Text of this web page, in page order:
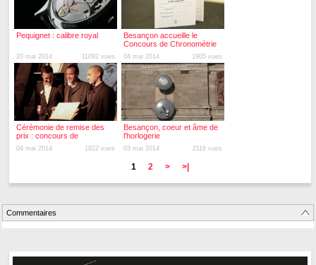
Pequignet : calibre royal
20 mai 2014 11092 vues
Besançon accueille le
Concours de Chronométrie
2013
04 mai 2014 1905 vues
Cérémonie de remise des
prix : concours de
chronométrie
04 mai 2014 1822 vues
Besançon, coeur et âme de
l'horlogerie
03 mai 2014 2116 vues
1 2 > >|
Commentaires